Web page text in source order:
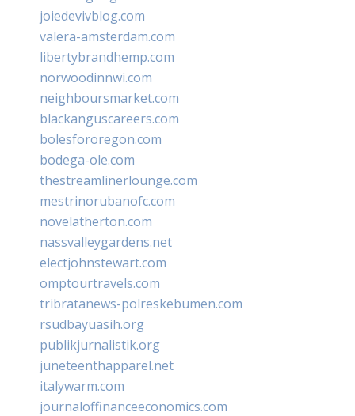
joiedevivblog.com
valera-amsterdam.com
libertybrandhemp.com
norwoodinnwi.com
neighboursmarket.com
blackanguscareers.com
bolesfororegon.com
bodega-ole.com
thestreamlinerlounge.com
mestrinorubanofc.com
novelatherton.com
nassvalleygardens.net
electjohnstewart.com
omptourtravels.com
tribratanews-polreskebumen.com
rsudbayuasih.org
publikjurnalistik.org
juneteenthapparel.net
italywarm.com
journaloffinanceeconomics.com